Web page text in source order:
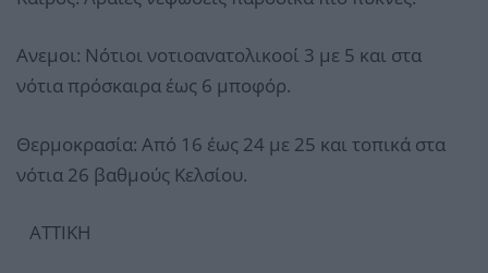
Ανεμοι: Νότιοι νοτιοανατολικοοί 3 με 5 και στα
νότια πρόσκαιρα έως 6 μποφόρ.
Θερμοκρασία: Από 16 έως 24 με 25 και τοπικά στα
νότια 26 βαθμούς Κελσίου.
ΑΤΤΙΚΗ